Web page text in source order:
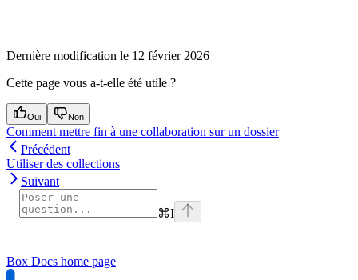
Dernière modification le 12 février 2026
Cette page vous a-t-elle été utile ?
Oui Non
Comment mettre fin à une collaboration sur un dossier
Précédent
Utiliser des collections
Suivant
⌘I
Box Docs home page